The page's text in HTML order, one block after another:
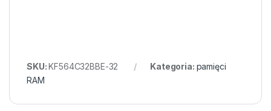
SKU:KF564C32BBE-32 Kategoria: pamięci
RAM